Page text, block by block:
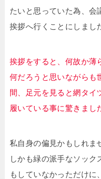
たいと思っていた為、会
挨拶へ行くことにしまし
挨拶をすると、何故か薄
何だろうと思いながらも
間、足元を見ると網タイ
履いている事に驚きまし
私自身の偏見かもしれま
しかも緑の派手なソック
もしていなかっただけに